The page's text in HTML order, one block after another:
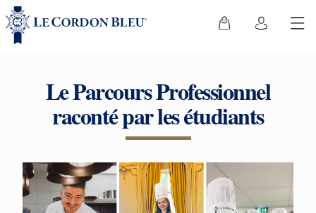
Le Parcours Professionnel
raconté par les étudiants